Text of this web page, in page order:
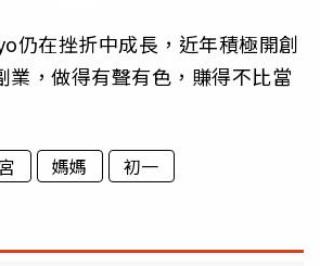
仍在挫折中成長，近年積極開創
業，做得有聲有色，賺得不比當
媽媽 初一